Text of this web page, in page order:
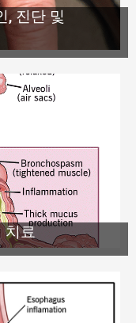
, 진단 및
치료